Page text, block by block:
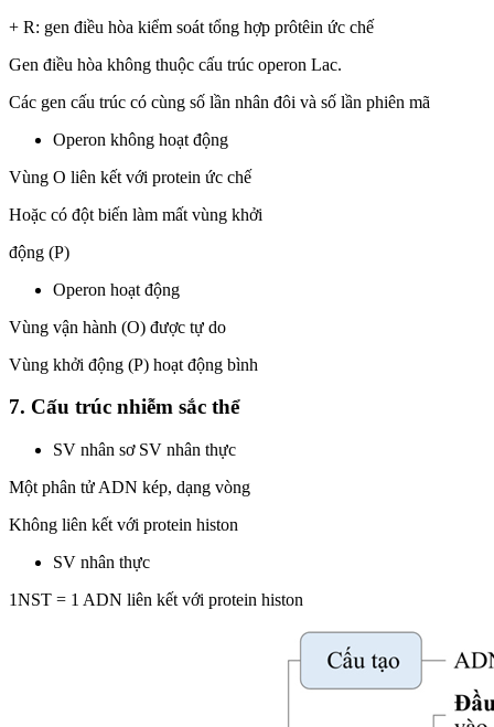
+ R: gen điều hòa kiểm soát tổng hợp prôtêin ức chế
Gen điều hòa không thuộc cấu trúc operon Lac.
Các gen cấu trúc có cùng số lần nhân đôi và số lần phiên mã
Operon không hoạt động
Vùng O liên kết với protein ức chế
Hoặc có đột biến làm mất vùng khởi
động (P)
Operon hoạt động
Vùng vận hành (O) được tự do
Vùng khởi động (P) hoạt động bình
7. Cấu trúc nhiễm sắc thể
SV nhân sơ SV nhân thực
Một phân tử ADN kép, dạng vòng
Không liên kết với protein histon
SV nhân thực
1NST = 1 ADN liên kết với protein histon